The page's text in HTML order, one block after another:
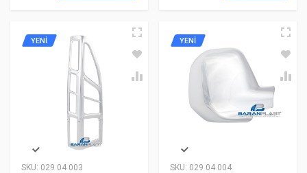
SKU: 029 04 003
YENİ
SKU: 029 04 004
YENİ